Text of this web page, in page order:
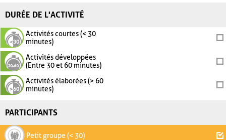
DURÉE DE L'ACTIVITÉ
Activités courtes (< 30
minutes)
Activités développées
(Entre 30 et 60 minutes)
Activités élaborées (> 60
minutes)
PARTICIPANTS
Petit groupe (< 30)